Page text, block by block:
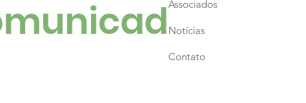
Associados
Notícias
Contato